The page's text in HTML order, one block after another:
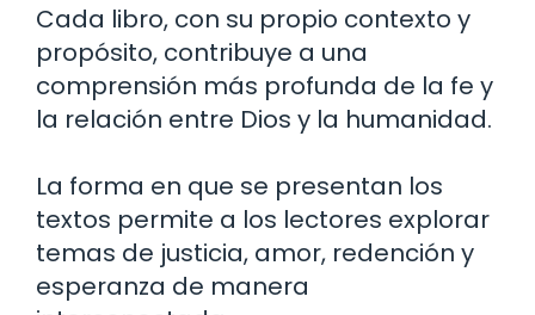
Cada libro, con su propio contexto y
propósito, contribuye a una
comprensión más profunda de la fe y
la relación entre Dios y la humanidad.
La forma en que se presentan los
textos permite a los lectores explorar
temas de justicia, amor, redención y
esperanza de manera